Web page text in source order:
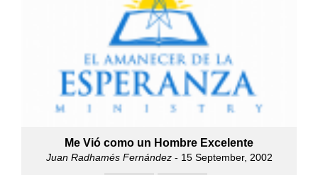
Me Vió como un Hombre Excelente
Juan Radhamés Fernández- 15 September, 2002